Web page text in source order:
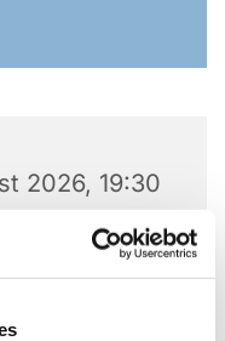
2026, 19:30
Kirche, Alter